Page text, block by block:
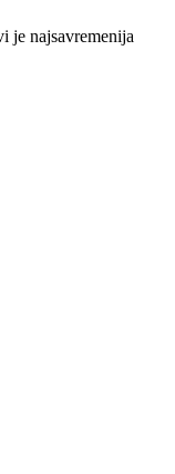
je najsavremenija